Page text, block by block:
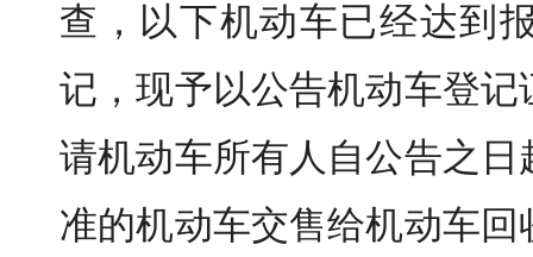
查，以下机动车已经达到
记，现予以公告机动车登
请机动车所有人自公告之
准的机动车交售给机动车